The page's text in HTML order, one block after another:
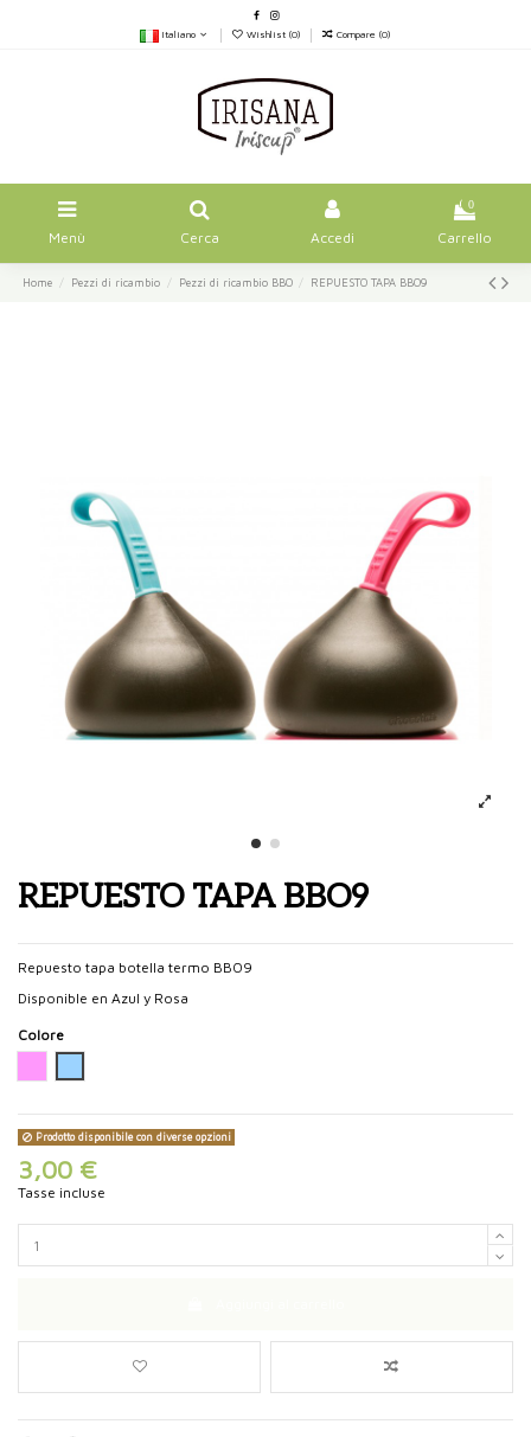
Italiano Wishlist (0) Compare (0)
Menù Cerca Accedi
0
Carrello
Home Pezzi di ricambio Pezzi di ricambio BBO REPUESTO TAPA BBO9
REPUESTO TAPA BBO9
Repuesto tapa botella termo BBO9
Disponible en Azul y Rosa
Colore
Prodotto disponibile con diverse opzioni
3,00 €
Tasse incluse